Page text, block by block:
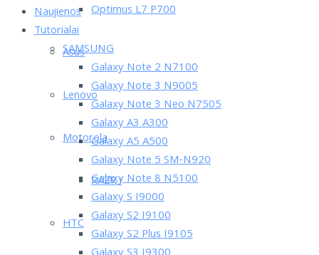
Optimus L7 P700
Asus
Lenovo
Motorola
RAZR i
HTC
Naujienos
Tutorialai
SAMSUNG
Galaxy Note 2 N7100
Galaxy Note 3 N9005
Galaxy Note 3 Neo N7505
Galaxy A3 A300
Galaxy A5 A500
Galaxy Note 5 SM-N920
Galaxy Note 8 N5100
Galaxy S I9000
Galaxy S2 I9100
Galaxy S2 Plus I9105